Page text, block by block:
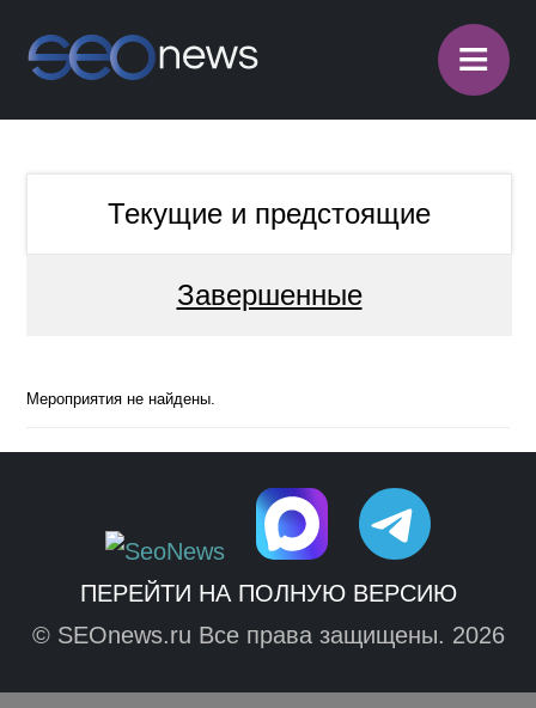
≡
Текущие и предстоящие
Завершенные
Мероприятия не найдены.
ПЕРЕЙТИ НА ПОЛНУЮ ВЕРСИЮ
© SEOnews.ru Все права защищены. 2026